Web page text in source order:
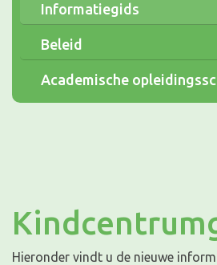
Informatiegids
Beleid
Academische
Hieronder vindt u de nieuwe